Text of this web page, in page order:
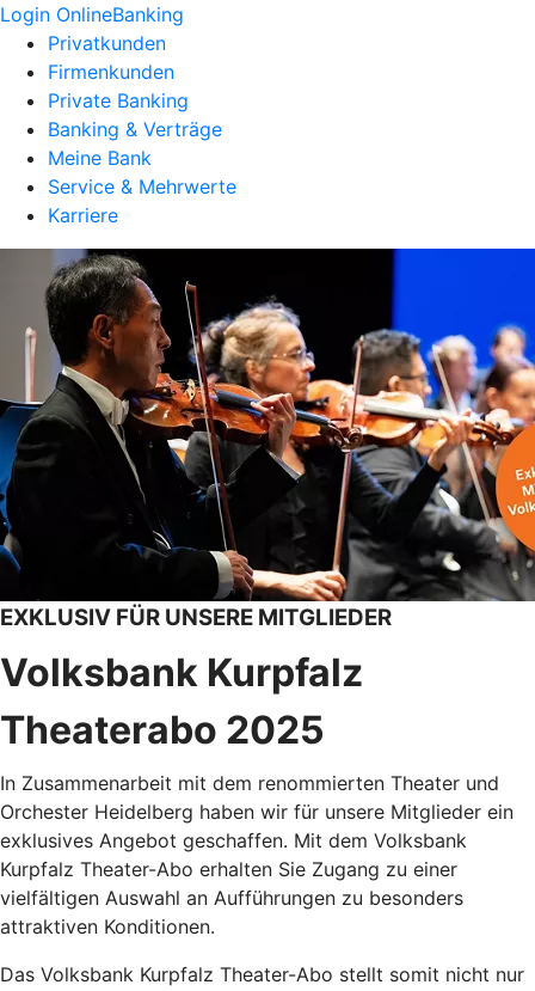
Login OnlineBanking
Privatkunden
Firmenkunden
Private Banking
Banking & Verträge
Meine Bank
Service & Mehrwerte
Karriere
EXKLUSIV FÜR UNSERE MITGLIEDER
Volksbank Kurpfalz
Theaterabo 2025
In Zusammenarbeit mit dem renommierten Theater und
Orchester Heidelberg haben wir für unsere Mitglieder ein
exklusives Angebot geschaffen. Mit dem Volksbank
Kurpfalz Theater-Abo erhalten Sie Zugang zu einer
vielfältigen Auswahl an Aufführungen zu besonders
attraktiven Konditionen.
Das Volksbank Kurpfalz Theater-Abo stellt somit nicht nur